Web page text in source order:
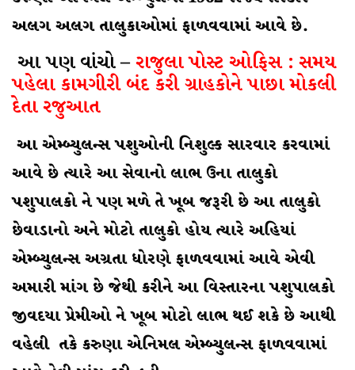
અલગ અલગ તાલુકાઓમાં ફાળવવામાં આવે છે.
આ પણ વાંચો –રાજુલા પોસ્ટ ઓફિસ : સમય
પહેલા કામગીરી બંદ કરી ગ્રાહકોને પાછા મોકલી
દેતા રજુઆત
આ એમ્બ્યુલન્સ પશુઓની નિશુલ્ક સારવાર કરવામાં
આવે છે ત્યારે આ સેવાનો લાભ ઉના તાલુકો
પશુપાલકો ને પણ મળે તે ખૂબ જરૂરી છે આ તાલુકો
છેવાડાનો અને મોટો તાલુકો હોય ત્યારે અહિયાં
એમ્બ્યુલન્સ અગ્રતા ધોરણે ફાળવવામાં આવે એવી
અમારી માંગ છે જેથી કરીને આ વિસ્તારના પશુપાલકો
જીવદયા પ્રેમીઓ ને ખૂબ મોટો લાભ થઈ શકે છે આથી
વહેલી તકે કરુણા એનિમલ એમ્બ્યુલન્સ ફાળવવામાં